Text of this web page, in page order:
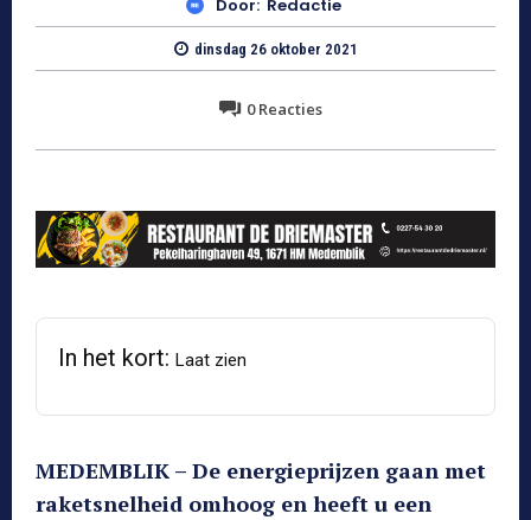
Door: Redactie
dinsdag 26 oktober 2021
0Reacties
In het kort: Laat zien
MEDEMBLIK – De energieprijzen gaan met
raketsnelheid omhoog en heeft u een